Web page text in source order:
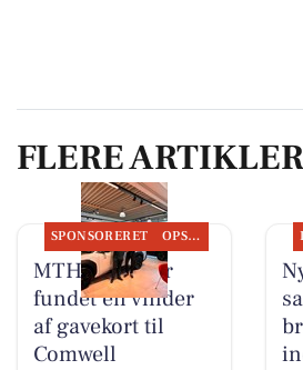
FLERE ARTIKLER
SPONSORERET OPSLAGSTAVLEN
MTH Biler har
fundet en vinder
af gavekort til
Comwell